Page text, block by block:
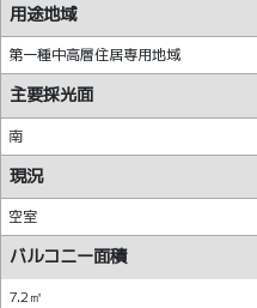
用途地域
第一種中高層住居専用地域
主要採光面
南
現況
空室
バルコニー面積
7.2㎡